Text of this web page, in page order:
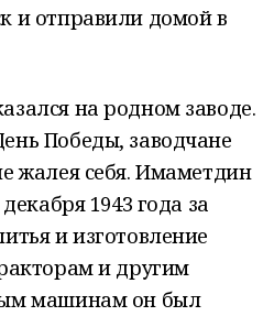
и отправили домой в
на родном заводе.
Победы, заводчане
жалея себя. Имаметдин
1943 года за
и изготовление
и другим
машинам он был